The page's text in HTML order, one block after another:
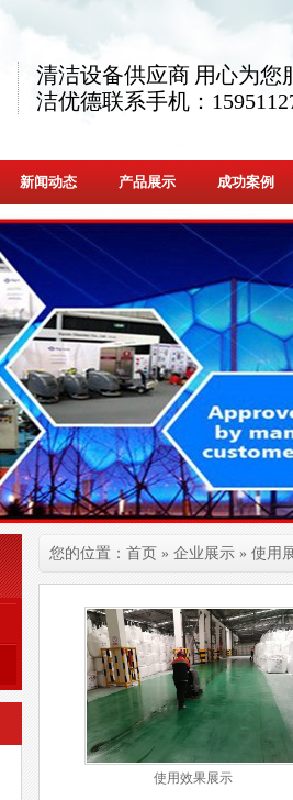
清洁设备供应商 用心为您
洁优德联系手机：
新闻动态 产品展示 成功案例
您的位置： 首页 » 企业展示 » 使用
使用效果展示